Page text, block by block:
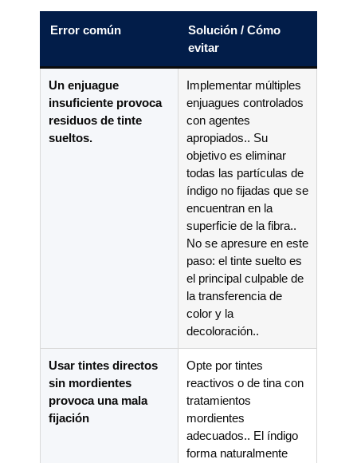
Error común
Solución / Cómo
evitar
Un enjuague
insuficiente provoca
residuos de tinte
sueltos.
Implementar múltiples
enjuagues controlados
con agentes
apropiados.. Su
objetivo es eliminar
todas las partículas de
índigo no fijadas que se
encuentran en la
superficie de la fibra..
No se apresure en este
paso: el tinte suelto es
el principal culpable de
la transferencia de
color y la
decoloración..
Usar tintes directos
sin mordientes
provoca una mala
fijación
Opte por tintes
reactivos o de tina con
tratamientos
mordientes
adecuados.. El índigo
forma naturalmente